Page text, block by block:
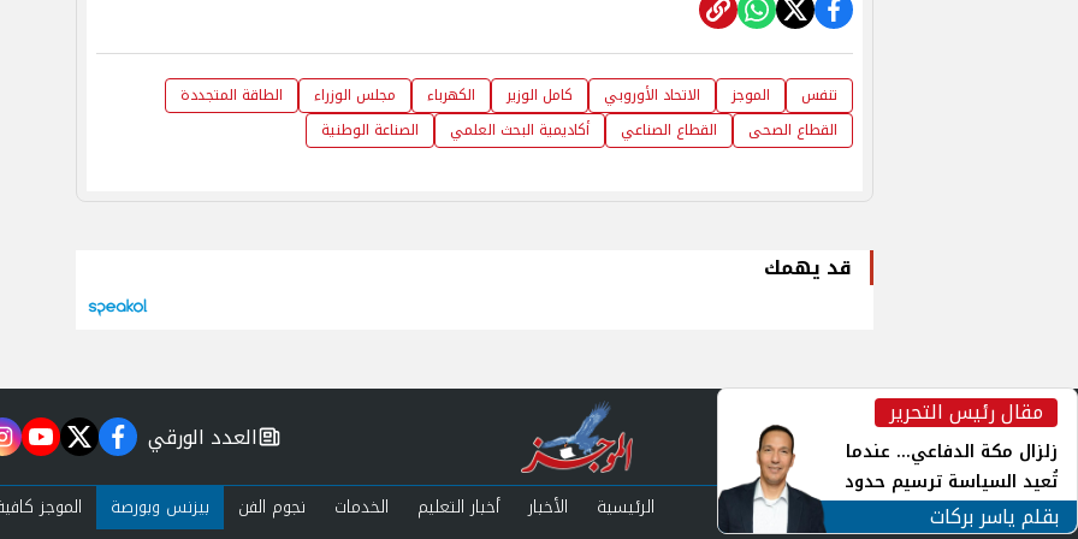
تنفس الموجز الاتحاد الأوروبي كامل الوزير الكهرباء مجلس الوزراء
الطاقة المتجددة
القطاع الصحى
القطاع الصناعي أكاديمية البحث العلمي الصناعة الوطنية
قد يهمك
مقال رئيس التحرير
زلزال مكة الدفاعي... عندما
تُعيد السياسة ترسيم حدود
الأمن القومي العربي
بقلم ياسر بركات
newspaper
العدد الورقي facebook
twitter
الرئيسية الأخبار أخبار التعليم الخدمات نجوم الفن بيزنس وبورصة
الموجز